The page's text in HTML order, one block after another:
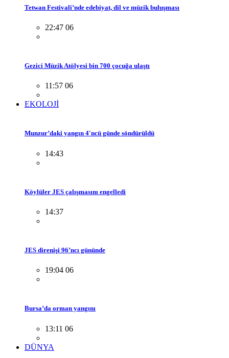
Tetwan Festivali’nde edebiyat, dil ve müzik buluşması
22:47 06
Gezici Müzik Atölyesi bin 700 çocuğa ulaştı
11:57 06
EKOLOJİ
Munzur’daki yangın 4'ncü günde söndürüldü
14:43
Köylüler JES çalışmasını engelledi
14:37
JES direnişi 96’ncı gününde
19:04 06
Bursa’da orman yangını
13:11 06
DÜNYA